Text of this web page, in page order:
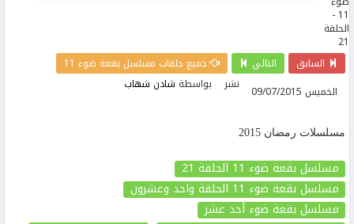
السابق التالي
جميع حلقات مسلسل بقعة ضوء 11
نشر
الخميس 09/07/2015 بواسطة شادن شهاب
مسلسلات رمضان 2015
مسلسل بقعة ضوء 11 الحلقة 21
مسلسل بقعة ضوء 11 الحلقة واحد وعشرون
مسلسل بقعة ضوء أحد عشر